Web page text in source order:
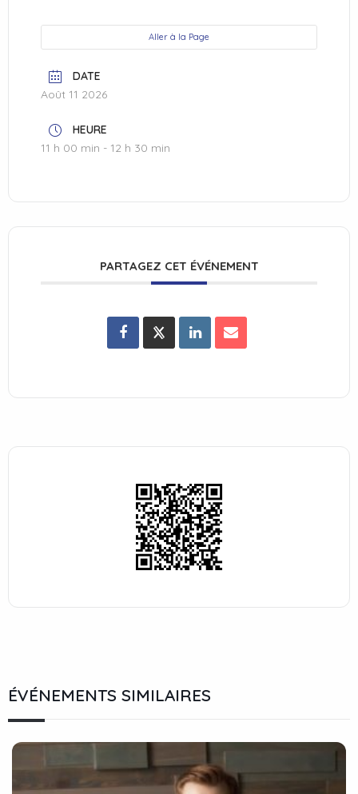
Aller à la Page
DATE
Août 11 2026
HEURE
11 h 00 min - 12 h 30 min
PARTAGEZ CET ÉVÉNEMENT
ÉVÉNEMENTS SIMILAIRES